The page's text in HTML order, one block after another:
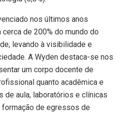
nos últimos anos
de 200% do mundo do
levando à visibilidade e
A Wyden destaca-se nos
um corpo docente de
quanto acadêmica e
de aula, laboratórios e clínicas
de egressos de